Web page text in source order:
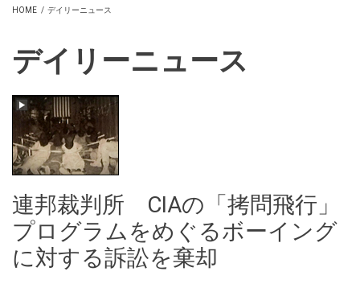
HOME / デイリーニュース
デイリーニュース
連邦裁判所 CIAの「拷問飛行」
プログラムをめぐるボーイング
に対する訴訟を棄却